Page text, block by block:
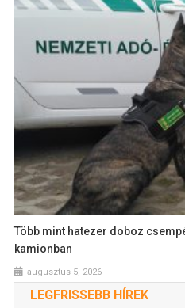
Több mint hatezer doboz
kamionban
augusztus 5, 2026
LEGFRISSEBB HÍREK